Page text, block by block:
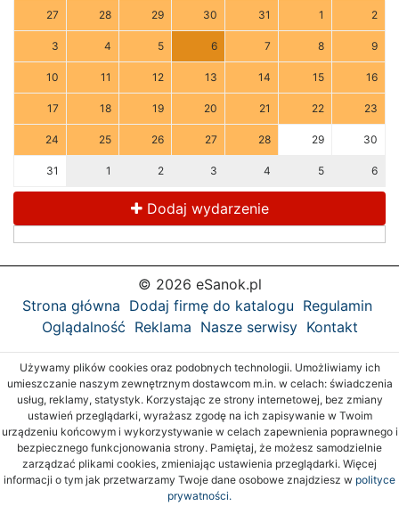
27 28 29 30 31 1 2
3 4 5 6 7 8 9
10 11 12 13 14 15 16
17 18 19 20 21 22 23
24 25 26 27 28 29 30
31 1 2 3 4 5 6
Dodaj wydarzenie
© 2026 eSanok.pl
Strona główna Dodaj firmę do katalogu Regulamin
Oglądalność Reklama Nasze serwisy Kontakt
Używamy plików cookies oraz podobnych technologii. Umożliwiamy ich
umieszczanie naszym zewnętrznym dostawcom m.in. w celach: świadczenia
usług, reklamy, statystyk. Korzystając ze strony internetowej, bez zmiany
ustawień przeglądarki, wyrażasz zgodę na ich zapisywanie w Twoim
urządzeniu końcowym i wykorzystywanie w celach zapewnienia poprawnego i
bezpiecznego funkcjonowania strony. Pamiętaj, że możesz samodzielnie
zarządzać plikami cookies, zmieniając ustawienia przeglądarki. Więcej
informacji o tym jak przetwarzamy Twoje dane osobowe znajdziesz w polityce
prywatności.